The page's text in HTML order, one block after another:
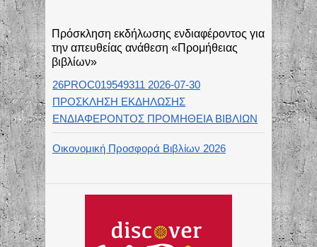
Πρόσκληση εκδήλωσης ενδιαφέροντος για
την απευθείας ανάθεση «Προμήθειας
βιβλίων»
26PROC019549311 2026-07-30
ΠΡΟΣΚΛΗΣΗ ΕΚΔΗΛΩΣΗΣ
ΕΝΔΙΑΦΕΡΟΝΤΟΣ ΠΡΟΜΗΘΕΙΑ ΒΙΒΛΙΩΝ
Οικονομική Προσφορά Βιβλίων 2026